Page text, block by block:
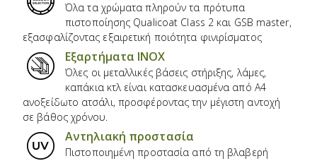
Όλα τα χρώματα πληρούν τα πρότυπα
πιστοποίησης Qualicoat Class 2 και GSB master,
εξασφαλίζοντας εξαιρετική ποιότητα φινιρίσματος
Εξαρτήματα ΙΝΟΧ
Όλες οι μεταλλικές βάσεις στήριξης, λάμες,
καπάκια κτλ είναι κατασκευασμένα από Α4
ανοξείδωτο ατσάλι, προσφέροντας την μέγιστη αντοχή
σε βάθος χρόνου.
Αντηλιακή προστασία
Πιστοποιημένη προστασία από τη βλαβερή